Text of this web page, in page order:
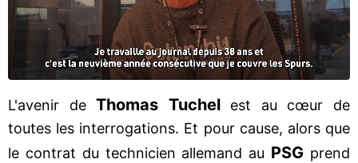
L'avenir deThomas Tuchelest au cœur de
toutes les interrogations. Et pour cause, alors que
le contrat du technicien allemand au PSG prend